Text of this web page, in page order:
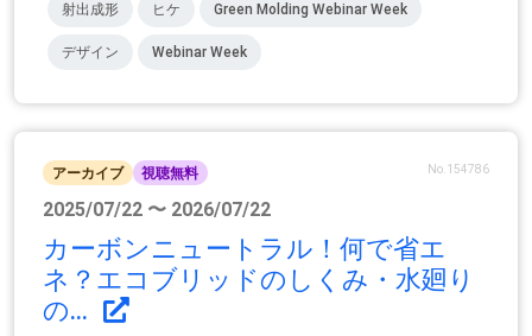
射出成形 ヒケ Green Molding Webinar Week
デザイン Webinar Week
アーカイブ 視聴無料 No.154786
2025/07/22 〜 2026/07/22
カーボンニュートラル！何で省エ
ネ？エコブリッドのしくみ・水廻り
の...